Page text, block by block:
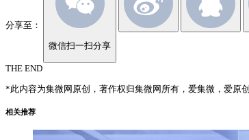
分享至：
微信扫一扫分享
THE END
*此内容为集微网原创，著作权归集微网所有，爱集微，爱原创
相关推荐